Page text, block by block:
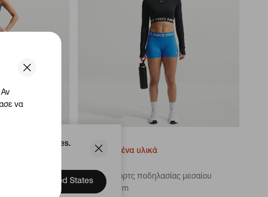
in United States.
United States
να
με κανονικό
Ανακυκλωμένα υλικά
Γυναικείο σορτς ποδηλασίας μεσαίου
καβάλου 8 cm